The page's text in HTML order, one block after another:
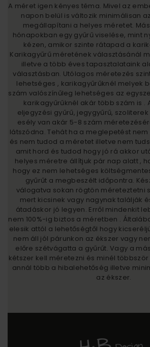
A méret igen kényes téma. Mivel az
napon belül is változik minimálisan
megállapítani a helyes méretet.
hónapokban egy gyűrű viselése, mint
kézen, amikor szinte rátapad a
Karikagyűrű méretének választásánál
illetve a több éves tapasztalataink
választásban. Utólagos méretezés
lehetséges , karikagyűrűknél melyek
szám valószínűleg lehetséges az
karikagyűrűknél akár több szám is .
eljegyzési gyűrű, jegygyűrű,
esély van akár 5-8 szám
látszódna. Tehát ha a meglepetést
és nem tudod a méretet illetve nem
amit hord és tudod hogy jó rá akkor
helyes méretre állítjuk pár nap alatt ,
hogy ez nem lehetséges
gyűrűt a megbeszélt időpontra.
válogatva sokan rögtön méreteztetni
mert kicsinek vagy nagynak találják
átadáskor jó legyen. Erről mindenkit
nem 100%-ig biztos a méretben .
elesik attól a lehetőségtől hogy
nem áll jól párunkon az ékszer vagy
előre szétvágatta a gyűrűt. Vagy a
kétszer kell méretezni és minél
annál több a hibalehetőség illetve
az ékszer.